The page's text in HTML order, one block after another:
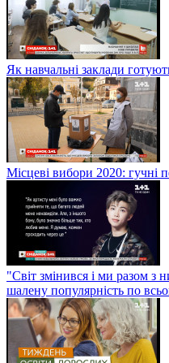
Як навчальні заклади
Місцеві вибори 2020: гучні
"Світ змінився і ми разом
шалену популярність по